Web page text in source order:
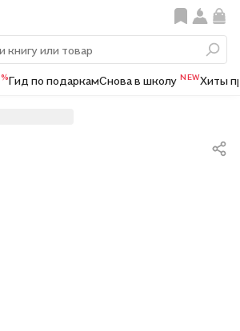
%Гид по подаркамСнова в школу NEWХиты